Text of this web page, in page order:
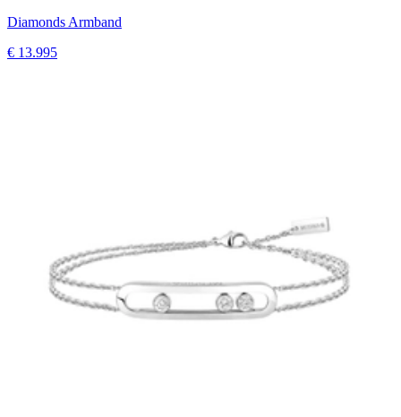
Diamonds Armband
€ 13.995